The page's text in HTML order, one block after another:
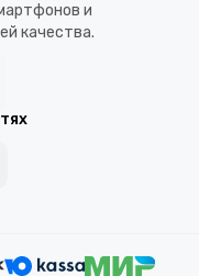
и
качества.